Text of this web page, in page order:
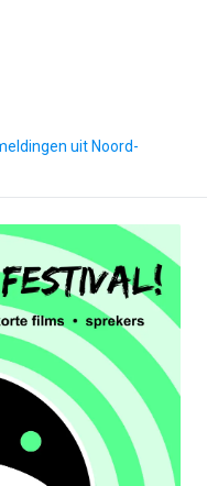
uit Noord-